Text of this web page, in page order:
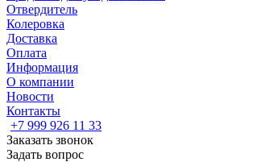
Отвердитель
Колеровка
Доставка
Оплата
Информация
О компании
Новости
Контакты
+7 999 926 11 33
Заказать звонок
Задать вопрос